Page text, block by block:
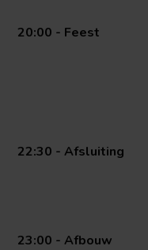
20:00 - Feest
22:30 - Afsluiting
23:00 - Afbouw